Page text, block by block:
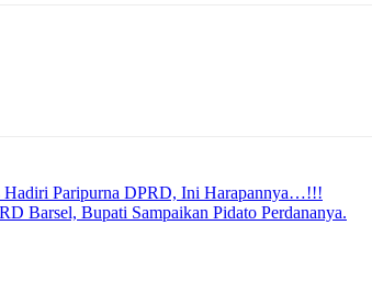
Hadiri Paripurna DPRD, Ini Harapannya…!!!
Barsel, Bupati Sampaikan Pidato Perdananya.